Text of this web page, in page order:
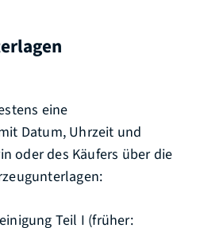
eine
Datum, Uhrzeit und
oder des Käufers über die
Teil I (früher: